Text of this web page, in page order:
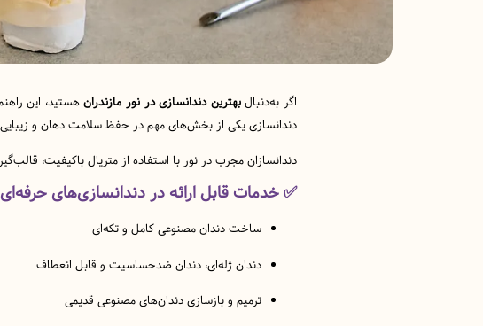
اگر به‌دنبالبهترین دندانسازی در نور مازندرانهستید، این
دندانسازی یکی از بخش‌های مهم در حفظ سلامت دهان و
دندانسازان مجرب در نور با استفاده از متریال باکیفیت،
✅خدمات قابل ارائه در دندانسازی‌های حرفه‌ای
ساخت دندان مصنوعی کامل و تکه‌ای
دندان ژله‌ای، دندان ضدحساسیت و قابل انعطاف
ترمیم و بازسازی دندان‌های مصنوعی قدیمی